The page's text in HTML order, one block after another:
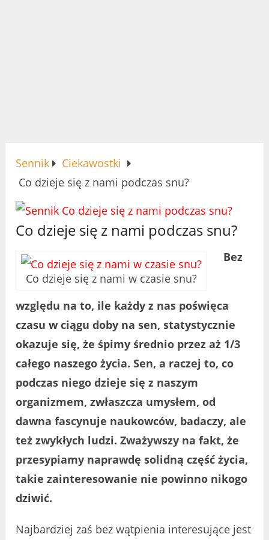
Sennik
Ciekawostki
Co dzieje się z nami podczas snu?
Co dzieje się z nami podczas snu?
Co dzieje się z nami w czasie snu?
Bez
względu na to, ile każdy z nas poświęca
czasu w ciągu doby na sen, statystycznie
okazuje się, że śpimy średnio przez aż 1/3
całego naszego życia. Sen, a raczej to, co
podczas niego dzieje się z naszym
organizmem, zwłaszcza umysłem, od
dawna fascynuje naukowców, badaczy, ale
też zwykłych ludzi. Zważywszy na fakt, że
przesypiamy naprawdę solidną część życia,
takie zainteresowanie nie powinno nikogo
dziwić.
Najbardziej zaś bez wątpienia interesujące jest